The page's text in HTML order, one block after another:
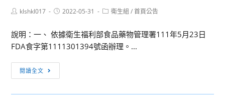
Postklshkl017
Post2022-05-31
Post衛生組 / 首頁公告
說明：一、 依據衛生福利部食品藥物管理署111年5月23日
FDA食字第1111301394號函辦理。...
閱讀全文
息
轉